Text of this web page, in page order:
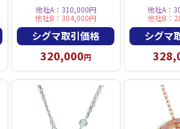
他社A：310,000円
他社B：304,000円
シグマ取引価格
320,000円
他社A：
他社B：
シグマ